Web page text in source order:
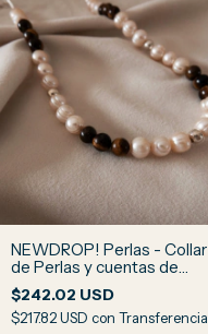
NEWDROP! Perlas - Collar
de Perlas y cuentas de
Piedra Ojo de Tigre N2
$242.02 USD
$217.82 USD con Transferencia